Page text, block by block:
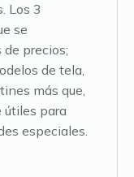
Los 3
se
precios;
de tela,
más que,
útiles para
especiales.